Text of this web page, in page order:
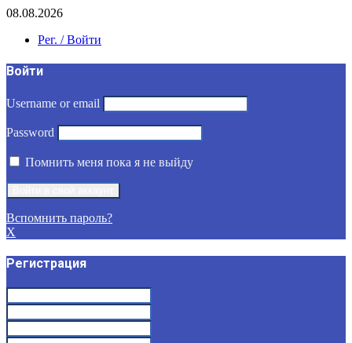
08.08.2026
Рег. / Войти
Войти
Username or email
Password
Помнить меня пока я не выйду
Вспомнить пароль?
X
Регистрация